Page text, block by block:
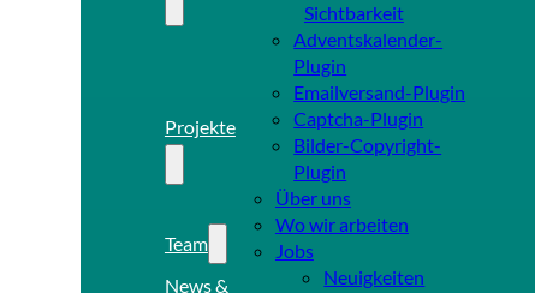
Sichtbarkeit
Projekte
Adventskalender-
Plugin
Emailversand-Plugin
Captcha-Plugin
Bilder-Copyright-
Plugin
Team
Über uns
Wo wir arbeiten
Jobs
News &
Neuigkeiten